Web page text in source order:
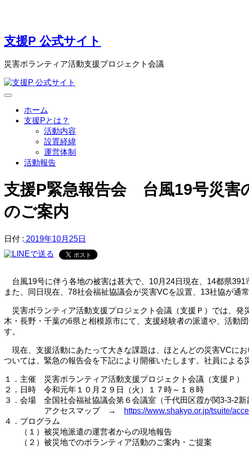
支援P 公式サイト
災害ボランティア活動支援プロジェクト会議
ホーム
支援Pとは？
活動内容
設置経緯
運営体制
活動報告
支援P緊急報告会 台風19号災害
のご案内
日付 : 2019年10月25日
台風19号に伴う各地の被害は甚大で、10月24日現在、14都県391
また、同日現在、78社会福祉協議会が災害VCを設置、13社協が
災害ボランティア活動支援プロジェクト会議（支援Ｐ）では、発
木・長野・千葉の6県と相模原市にて、支援経験者の派遣や、活動
す。
現在、支援活動にあたって大きな課題は、ほとんどの災害VCに
ついては、緊急の報告会を下記により開催いたします。社員によ
１．主催 災害ボランティア活動支援プロジェクト会議（支援Ｐ）
２．日時 令和元年１０月２９日（火）１７時～１８時
３．会場 全国社会福祉協議会第６会議室（千代田区霞が関3‐3‐2新
アクセスマップ →
https://www.shakyo.or.jp/tsuite/
４．プログラム
（１）被災地派遣の運営者からの現地報告
（２）被災地でのボランティア活動のご案内・ご提案